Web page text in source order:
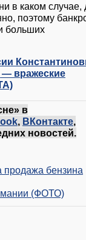
в каком
поэтому
больших
— вражеские
в
ВКонтакте
новостей.
продажа бензина
(ФОТО)